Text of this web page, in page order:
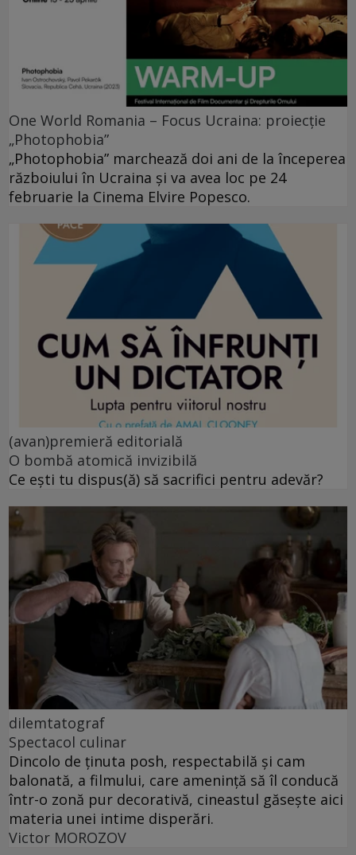
One World Romania – Focus Ucraina: proiecție
„Photophobia”
„Photophobia” marchează doi ani de la începerea
războiului în Ucraina și va avea loc pe 24
februarie la Cinema Elvire Popesco.
(avan)premieră editorială
O bombă atomică invizibilă
Ce ești tu dispus(ă) să sacrifici pentru adevăr?
dilemtatograf
Spectacol culinar
Dincolo de ținuta posh, respectabilă și cam
balonată, a filmului, care amenință să îl conducă
într-o zonă pur decorativă, cineastul găsește aici
materia unei intime disperări.
Victor MOROZOV